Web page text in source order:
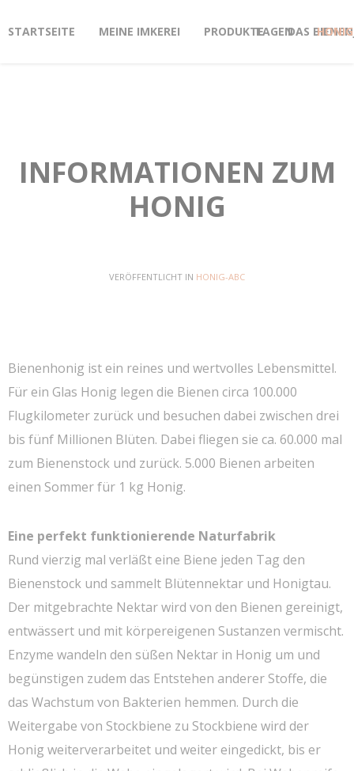
STARTSEITE MEINE IMKEREI PRODUKTE DAS
LAGEN
INFORMATIONEN ZUM
HONIG
VERÖFFENTLICHT IN HONIG-ABC
Bienenhonig ist ein reines und wertvolles Lebensmittel.
Für ein Glas Honig legen die Bienen circa 100.000
Flugkilometer zurück und besuchen dabei zwischen drei
bis fünf Millionen Blüten. Dabei fliegen sie ca. 60.000 mal
zum Bienenstock und zurück. 5.000 Bienen arbeiten
einen Sommer für 1 kg Honig.
Eine perfekt funktionierende Naturfabrik
Rund vierzig mal verläßt eine Biene jeden Tag den
Bienenstock und sammelt Blütennektar und Honigtau.
Der mitgebrachte Nektar wird von den Bienen gereinigt,
entwässert und mit körpereigenen Sustanzen vermischt.
Enzyme wandeln den süßen Nektar in Honig um und
begünstigen zudem das Entstehen anderer Stoffe, die
das Wachstum von Bakterien hemmen. Durch die
Weitergabe von Stockbiene zu Stockbiene wird der
Honig weiterverarbeitet und weiter eingedickt, bis er